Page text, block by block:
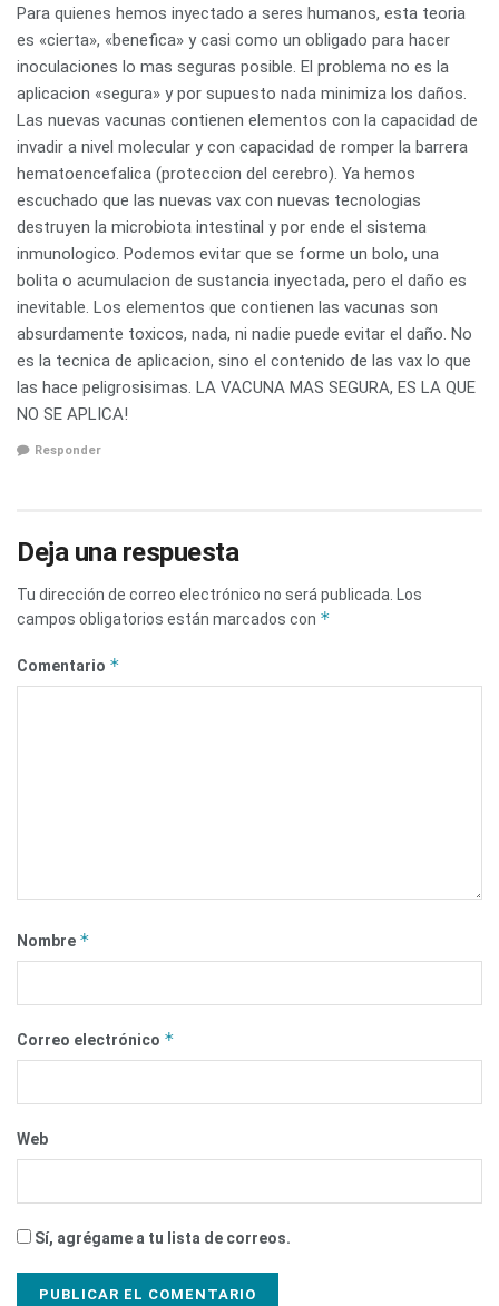
Para quienes hemos inyectado a seres humanos, esta teoria
es «cierta», «benefica» y casi como un obligado para hacer
inoculaciones lo mas seguras posible. El problema no es la
aplicacion «segura» y por supuesto nada minimiza los daños.
Las nuevas vacunas contienen elementos con la capacidad de
invadir a nivel molecular y con capacidad de romper la barrera
hematoencefalica (proteccion del cerebro). Ya hemos
escuchado que las nuevas vax con nuevas tecnologias
destruyen la microbiota intestinal y por ende el sistema
inmunologico. Podemos evitar que se forme un bolo, una
bolita o acumulacion de sustancia inyectada, pero el daño es
inevitable. Los elementos que contienen las vacunas son
absurdamente toxicos, nada, ni nadie puede evitar el daño. No
es la tecnica de aplicacion, sino el contenido de las vax lo que
las hace peligrosisimas. LA VACUNA MAS SEGURA, ES LA QUE
NO SE APLICA!
Responder
Deja una respuesta
Tu dirección de correo electrónico no será publicada. Los
campos obligatorios están marcados con *
Comentario *
Nombre *
Correo electrónico *
Web
Sí, agrégame a tu lista de correos.